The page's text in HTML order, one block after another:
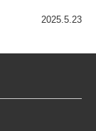
2025.5.23